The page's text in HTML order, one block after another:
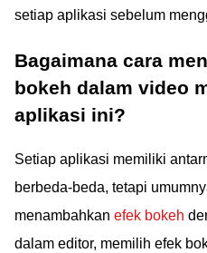
setiap aplikasi sebelum
Bagaimana cara
bokeh dalam video
aplikasi ini?
Setiap aplikasi memiliki
berbeda-beda, tetapi
menambahkan efek bokeh
dalam editor, memilih efek